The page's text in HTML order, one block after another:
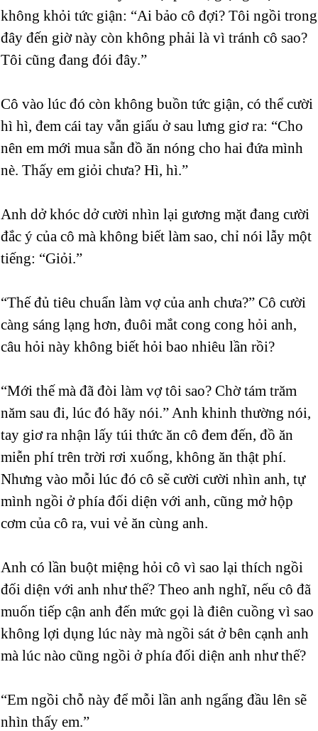
không khỏi tức giận: “Ai bảo cô đợi? Tôi ngồi trong
đây đến giờ này còn không phải là vì tránh cô sao?
Tôi cũng đang đói đây.”
Cô vào lúc đó còn không buồn tức giận, có thể cười
hì hì, đem cái tay vẫn giấu ở sau lưng giơ ra: “Cho
nên em mới mua sẵn đồ ăn nóng cho hai đứa mình
nè. Thấy em giỏi chưa? Hì, hì.”
Anh dở khóc dở cười nhìn lại gương mặt đang cười
đắc ý của cô mà không biết làm sao, chỉ nói lẫy một
tiếng: “Giỏi.”
“Thế đủ tiêu chuẩn làm vợ của anh chưa?” Cô cười
càng sáng lạng hơn, đuôi mắt cong cong hỏi anh,
câu hỏi này không biết hỏi bao nhiêu lần rồi?
“Mới thế mà đã đòi làm vợ tôi sao? Chờ tám trăm
năm sau đi, lúc đó hãy nói.” Anh khinh thường nói,
tay giơ ra nhận lấy túi thức ăn cô đem đến, đồ ăn
miễn phí trên trời rơi xuống, không ăn thật phí.
Nhưng vào mỗi lúc đó cô sẽ cười cười nhìn anh, tự
mình ngồi ở phía đối diện với anh, cũng mở hộp
cơm của cô ra, vui vẻ ăn cùng anh.
Anh có lần buột miệng hỏi cô vì sao lại thích ngồi
đối diện với anh như thế? Theo anh nghĩ, nếu cô đã
muốn tiếp cận anh đến mức gọi là điên cuồng vì sao
không lợi dụng lúc này mà ngồi sát ở bên cạnh anh
mà lúc nào cũng ngồi ở phía đối diện anh như thế?
“Em ngồi chỗ này để mỗi lần anh ngẩng đầu lên sẽ
nhìn thấy em.”